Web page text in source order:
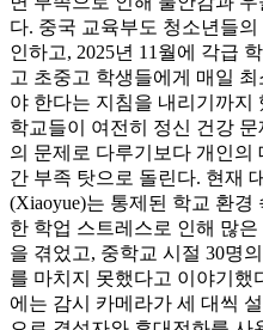
다. 중국 교육부도 청소년들
인하고, 2025년 11월에 각급
고 초중고 학생들에게 매일
야 한다는 지침을 내리기까지
학교들이 여전히 정신 건강
의 문제로 다루기보다 개인의
간 부족 탓으로 돌린다. 현재
(Xiaoyue)는 통제된 학교 환
한 학업 스트레스로 인해 많
을 겪었고, 중학교 시절 30명
를 마치지 못했다고 이야기했
에는 감시 카메라가 세 대씩